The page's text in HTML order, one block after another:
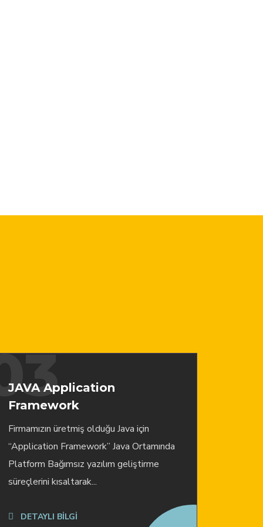
JAVA Application
Framework
Firmamızın üretmiş olduğu Java için
“Application Framework” Java Ortamında
Platform Bağımsız yazılım geliştirme
süreçlerini kısaltarak...
DETAYLI BİLGİ